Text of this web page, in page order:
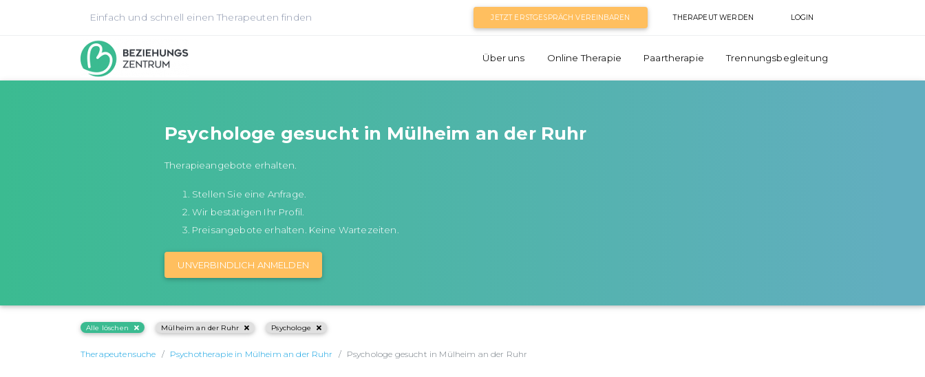
Einfach und schnell einen Therapeuten finden JETZT ERSTGESPRÄCH VEREINBAREN THERAPEUT WERDEN LOGIN
Über uns Online Therapie Paartherapie Trennungsbegleitung
Psychologe gesucht in Mülheim an der Ruhr
Therapieangebote erhalten.
Stellen Sie eine Anfrage.
Wir bestätigen Ihr Profil.
Preisangebote erhalten. Keine Wartezeiten.
UNVERBINDLICH ANMELDEN
Alle löschen Mülheim an der Ruhr Psychologe
Therapeutensuche Psychotherapie in Mülheim an der Ruhr Psychologe gesucht in Mülheim an der Ruhr